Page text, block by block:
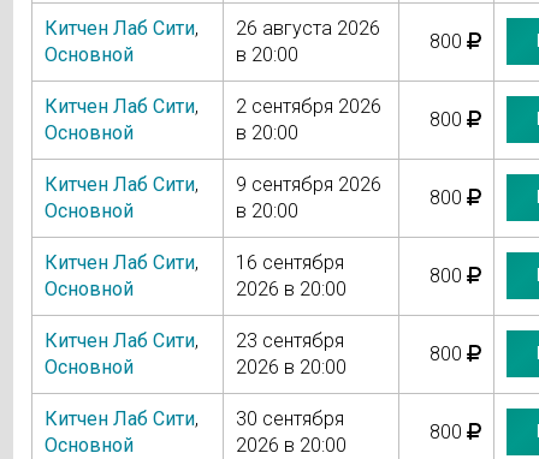
Китчен Лаб Сити,
Основной
26 августа 2026
в 20:00
800
Китчен Лаб Сити,
Основной
2 сентября 2026
в 20:00
800
Китчен Лаб Сити,
Основной
9 сентября 2026
в 20:00
800
Китчен Лаб Сити,
Основной
16 сентября
2026 в 20:00
800
Китчен Лаб Сити,
Основной
23 сентября
2026 в 20:00
800
Китчен Лаб Сити,
Основной
30 сентября
2026 в 20:00
800